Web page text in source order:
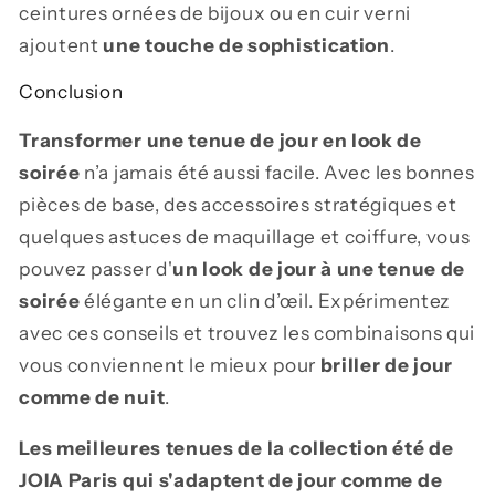
ceintures ornées de bijoux ou en cuir verni
ajoutent une touche de sophistication.
Conclusion
Transformer une tenue de jour en look de
soirée n’a jamais été aussi facile. Avec les bonnes
pièces de base, des accessoires stratégiques et
quelques astuces de maquillage et coiffure, vous
pouvez passer d'un look de jour à une tenue de
soiréeélégante en un clin d’œil. Expérimentez
avec ces conseils et trouvez les combinaisons qui
vous conviennent le mieux pour briller de jour
comme de nuit.
Les meilleures tenues de la collection été de
JOIA Paris qui s'adaptent de jour comme de